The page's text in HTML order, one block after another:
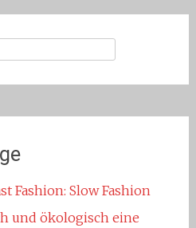
Fashion: Slow Fashion
und ökologisch eine